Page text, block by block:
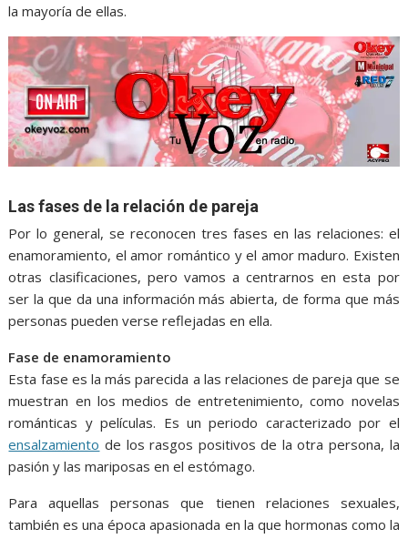
la mayoría de ellas.
Las fases de la relación de pareja
Por lo general, se reconocen tres fases en las relaciones: el
enamoramiento, el amor romántico y el amor maduro. Existen
otras clasificaciones, pero vamos a centrarnos en esta por
ser la que da una información más abierta, de forma que más
personas pueden verse reflejadas en ella.
Fase de enamoramiento
Esta fase es la más parecida a las relaciones de pareja que se
muestran en los medios de entretenimiento, como novelas
románticas y películas. Es un periodo caracterizado por el
ensalzamiento de los rasgos positivos de la otra persona, la
pasión y las mariposas en el estómago.
Para aquellas personas que tienen relaciones sexuales,
también es una época apasionada en la que hormonas como la